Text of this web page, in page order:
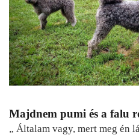
Majdnem pumi és a falu
„ Általam vagy, mert meg én